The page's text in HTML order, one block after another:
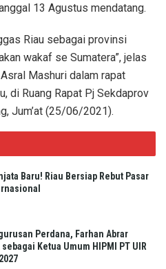
13 Agustus mendatang.
Riau sebagai provinsi
wakaf se Sumatera”, jelas
Mashuri dalam rapat
di Ruang Rapat Pj Sekdaprov
Jum’at (25/06/2021).
Baru! Riau Bersiap Rebut Pasar
Perdana, Farhan Abrar
Ketua Umum HIPMI PT UIR